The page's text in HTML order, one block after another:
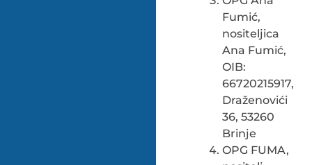
Fumić,
nositeljica
Ana Fumić,
OIB:
66720215917,
Draženovići
36, 53260
Brinje
OPG FUMA,